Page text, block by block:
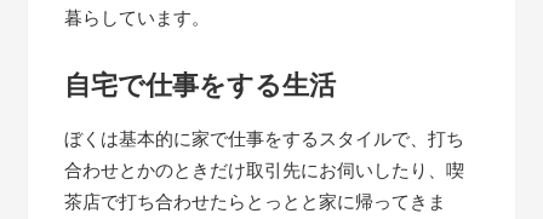
暮らしています。
自宅で仕事をする生活
ぼくは基本的に家で仕事をするスタイルで、打ち
合わせとかのときだけ取引先にお伺いしたり、喫
茶店で打ち合わせたらとっとと家に帰ってきま